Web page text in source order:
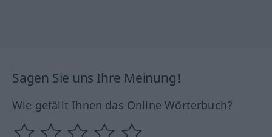
Sagen Sie uns Ihre Meinung!
Wie gefällt Ihnen das Online Wörterbuch?